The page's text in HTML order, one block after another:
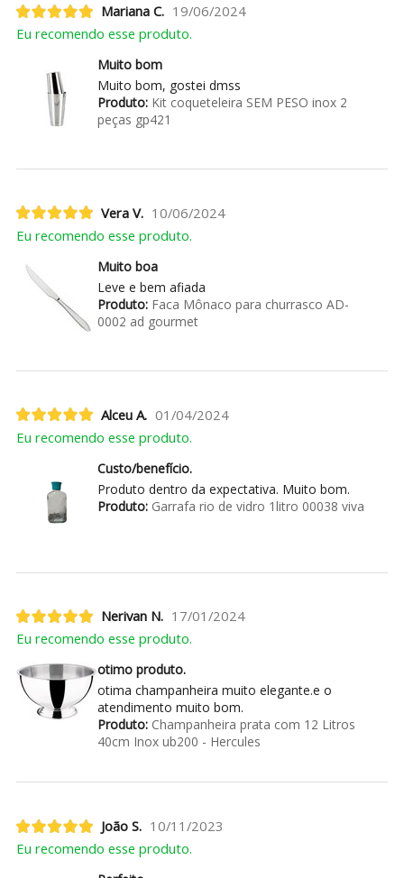
Mariana C. 19/06/2024
Eu recomendo esse produto.
Muito bom
Muito bom, gostei dmss
Produto:Kit coqueteleira SEM PESO inox 2
peças gp421
Vera V. 10/06/2024
Eu recomendo esse produto.
Muito boa
Leve e bem afiada
Produto:Faca Mônaco para churrasco AD-
0002 ad gourmet
Alceu A. 01/04/2024
Eu recomendo esse produto.
Custo/benefício.
Produto dentro da expectativa. Muito bom.
Produto:Garrafa rio de vidro 1litro 00038 viva
Nerivan N. 17/01/2024
Eu recomendo esse produto.
otimo produto.
otima champanheira muito elegante.e o
atendimento muito bom.
Produto:Champanheira prata com 12 Litros
40cm Inox ub200 - Hercules
João S. 10/11/2023
Eu recomendo esse produto.